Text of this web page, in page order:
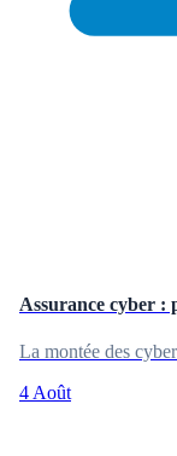
Assurance cyber
La montée des
4 Août